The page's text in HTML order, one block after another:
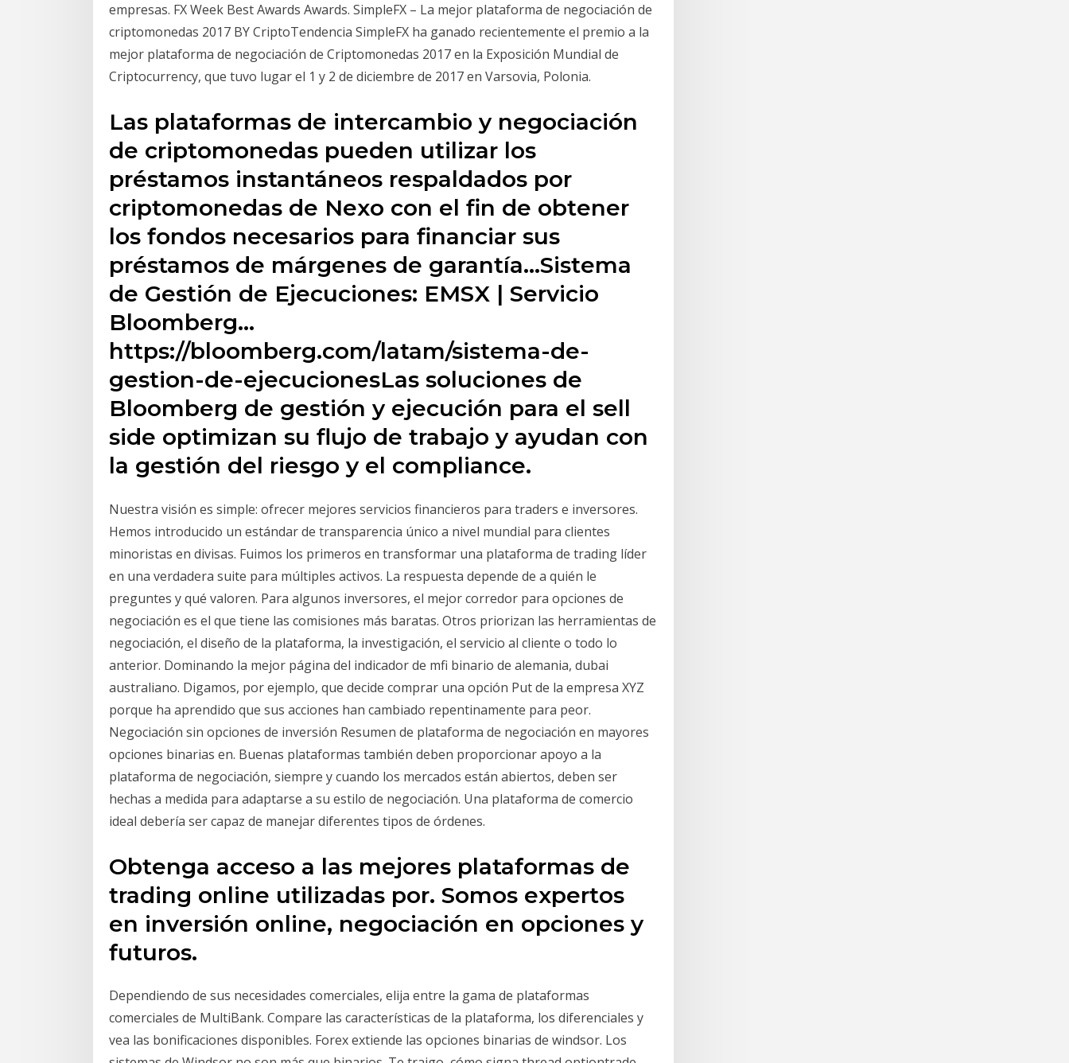
empresas. FX Week Best Awards Awards. SimpleFX – La mejor plataforma de negociación de
criptomonedas 2017 BY CriptoTendencia SimpleFX ha ganado recientemente el premio a la
mejor plataforma de negociación de Criptomonedas 2017 en la Exposición Mundial de
Criptocurrency, que tuvo lugar el 1 y 2 de diciembre de 2017 en Varsovia, Polonia.
Las plataformas de intercambio y negociación
de criptomonedas pueden utilizar los
préstamos instantáneos respaldados por
criptomonedas de Nexo con el fin de obtener
los fondos necesarios para financiar sus
préstamos de márgenes de garantía…Sistema
de Gestión de Ejecuciones: EMSX | Servicio
Bloomberg…
https://bloomberg.com/latam/sistema-de-
gestion-de-ejecucionesLas soluciones de
Bloomberg de gestión y ejecución para el sell
side optimizan su flujo de trabajo y ayudan con
la gestión del riesgo y el compliance.
Nuestra visión es simple: ofrecer mejores servicios financieros para traders e inversores.
Hemos introducido un estándar de transparencia único a nivel mundial para clientes
minoristas en divisas. Fuimos los primeros en transformar una plataforma de trading líder
en una verdadera suite para múltiples activos. La respuesta depende de a quién le
preguntes y qué valoren. Para algunos inversores, el mejor corredor para opciones de
negociación es el que tiene las comisiones más baratas. Otros priorizan las herramientas de
negociación, el diseño de la plataforma, la investigación, el servicio al cliente o todo lo
anterior. Dominando la mejor página del indicador de mfi binario de alemania, dubai
australiano. Digamos, por ejemplo, que decide comprar una opción Put de la empresa XYZ
porque ha aprendido que sus acciones han cambiado repentinamente para peor.
Negociación sin opciones de inversión Resumen de plataforma de negociación en mayores
opciones binarias en. Buenas plataformas también deben proporcionar apoyo a la
plataforma de negociación, siempre y cuando los mercados están abiertos, deben ser
hechas a medida para adaptarse a su estilo de negociación. Una plataforma de comercio
ideal debería ser capaz de manejar diferentes tipos de órdenes.
Obtenga acceso a las mejores plataformas de
trading online utilizadas por. Somos expertos
en inversión online, negociación en opciones y
futuros.
Dependiendo de sus necesidades comerciales, elija entre la gama de plataformas
comerciales de MultiBank. Compare las características de la plataforma, los diferenciales y
vea las bonificaciones disponibles. Forex extiende las opciones binarias de windsor. Los